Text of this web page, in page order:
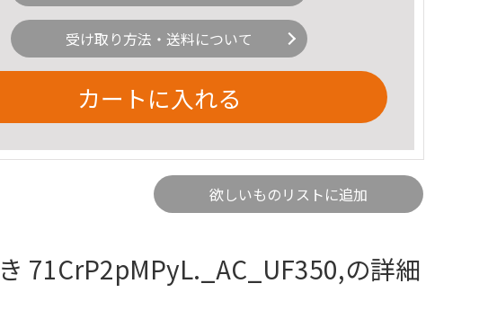
受け取り方法・送料について
カートに入れる
欲しいものリストに追加
71CrP2pMPyL._AC_UF350,の詳細